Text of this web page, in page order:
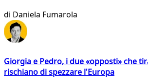
di Daniela Fumarola
Giorgia e Pedro, i due «opposti» che
rischiano di spezzare l'Europa